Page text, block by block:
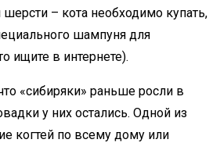
– кота необходимо купать,
шампуня для
ищите в интернете).
«сибиряки» раньше росли в
у них остались. Одной из
когтей по всему дому или